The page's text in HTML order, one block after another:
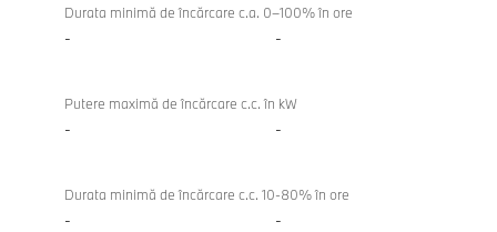
Durata minimă de încărcare c.a. 0–100% în ore
- -
Putere maximă de încărcare c.c. în kW
- -
Durata minimă de încărcare c.c. 10-80% în ore
- -